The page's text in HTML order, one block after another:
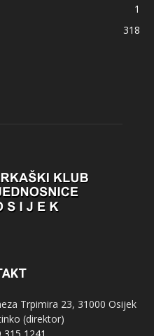
1
318
Trpimira 23, 31000 Osijek
(direktor)